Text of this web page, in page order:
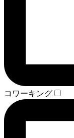
コワーキング